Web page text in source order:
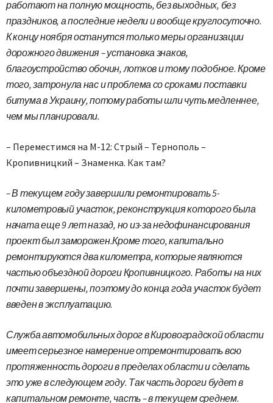
работают на полную мощность, без выходных, без
праздников, а последние недели и вообще круглосуточно.
К концу ноября останутся только меры организации
дорожного движения – установка знаков,
благоустройство обочин, лотков и тому подобное. Кроме
того, затронула нас и проблема со сроками поставки
битума в Украину, потому работы шли чуть медленнее,
чем мы планировали.
– Переместимся на М-12: Стрый – Тернополь –
Кропивницкий – Знаменка. Как там?
– В текущем году завершили ремонтировать 5-
километровый участок, реконструкция которого была
начата еще 9 лет назад, но из-за недофинансирования
проект был заморожен.Кроме того, капитально
ремонтируются два километра, которые являются
частью объездной дороги Кропивницкого. Работы на них
почти завершены, поэтому до конца года участок будет
введен в эксплуатацию.
Служба автомобильных дорог в Кировоградской области
имеет серьезное намерение отремонтировать всю
протяженность дороги в пределах области и сделать
это уже в следующем году. Так часть дороги будет в
капитальном ремонте, часть – в текущем среднем.